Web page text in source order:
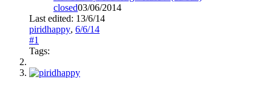
closed03/06/2014
Last edited: 13/6/14
piridhappy, 6/6/14
#1
Tags: